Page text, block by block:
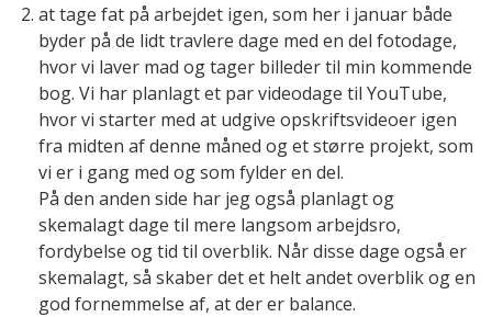
at tage fat på arbejdet igen, som her i januar både
byder på de lidt travlere dage med en del fotodage,
hvor vi laver mad og tager billeder til min kommende
bog. Vi har planlagt et par videodage til YouTube,
hvor vi starter med at udgive opskriftsvideoer igen
fra midten af denne måned og et større projekt, som
vi er i gang med og som fylder en del.
På den anden side har jeg også planlagt og
skemalagt dage til mere langsom arbejdsro,
fordybelse og tid til overblik. Når disse dage også er
skemalagt, så skaber det et helt andet overblik og en
god fornemmelse af, at der er balance.